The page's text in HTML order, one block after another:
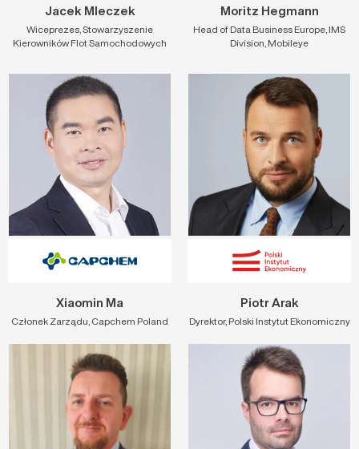
Jacek Mleczek
Wiceprezes, Stowarzyszenie
Kierowników Flot Samochodowych
Moritz Hegmann
Head of Data Business Europe, IMS
Division, Mobileye
Xiaomin Ma
Członek Zarządu, Capchem Poland
Piotr Arak
Dyrektor, Polski Instytut Ekonomiczny